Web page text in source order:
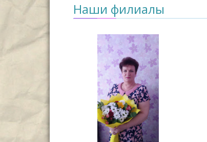
Наши филиалы